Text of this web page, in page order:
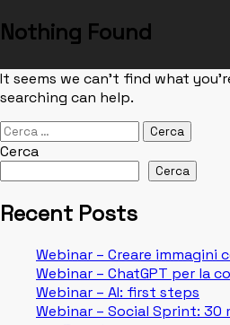
Skip
to
Nothing Found
It seems we can’t find what
searching can help.
Ricerca
per:
Cerca
Cerca
Recent Posts
Webinar – Creare immagini
Webinar – ChatGPT per la
Webinar – AI: first steps
Webinar – Social Sprint: